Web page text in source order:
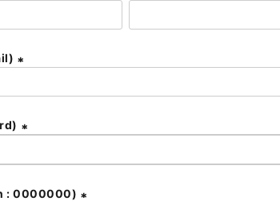
必
)
必
)
必
須
: 0000000)